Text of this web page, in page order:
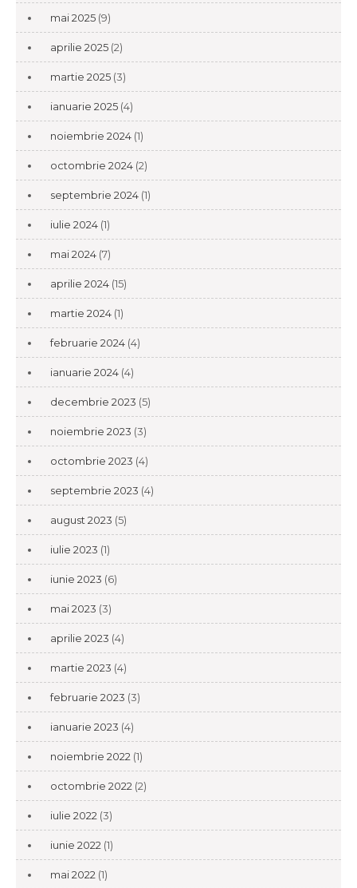
mai 2025 (9)
aprilie 2025 (2)
martie 2025 (3)
ianuarie 2025 (4)
noiembrie 2024 (1)
octombrie 2024 (2)
septembrie 2024 (1)
iulie 2024 (1)
mai 2024 (7)
aprilie 2024 (15)
martie 2024 (1)
februarie 2024 (4)
ianuarie 2024 (4)
decembrie 2023 (5)
noiembrie 2023 (3)
octombrie 2023 (4)
septembrie 2023 (4)
august 2023 (5)
iulie 2023 (1)
iunie 2023 (6)
mai 2023 (3)
aprilie 2023 (4)
martie 2023 (4)
februarie 2023 (3)
ianuarie 2023 (4)
noiembrie 2022 (1)
octombrie 2022 (2)
iulie 2022 (3)
iunie 2022 (1)
mai 2022 (1)